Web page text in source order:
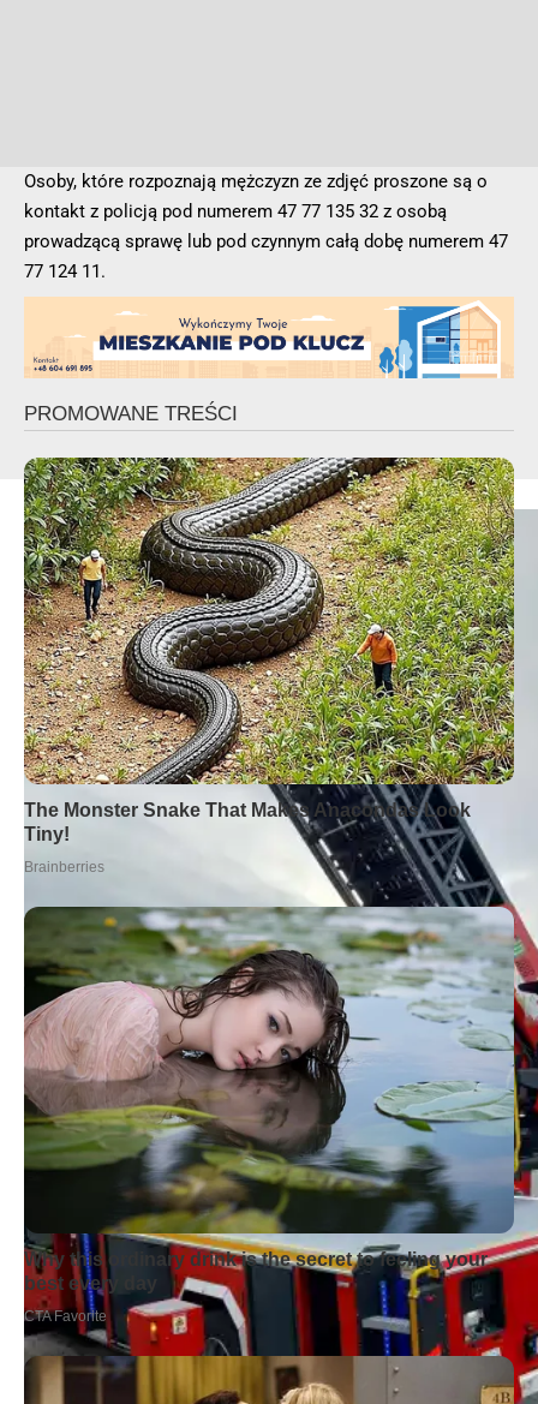
📷PSP Szamotuły
Osoby, które rozpoznają mężczyzn ze zdjęć proszone są o
kontakt z policją pod numerem 47 77 135 32 z osobą
prowadzącą sprawę lub pod czynnym całą dobę numerem 47
77 124 11.